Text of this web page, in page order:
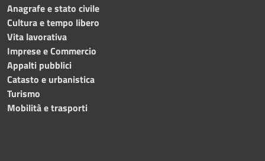
Anagrafe e stato civile
Cultura e tempo libero
Vita lavorativa
Imprese e Commercio
Appalti pubblici
Catasto e urbanistica
Turismo
Mobilità e trasporti